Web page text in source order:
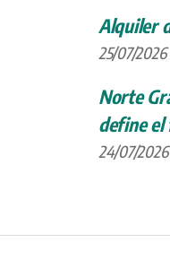
Alquiler
25/07/2026
Norte
define el
24/07/2026